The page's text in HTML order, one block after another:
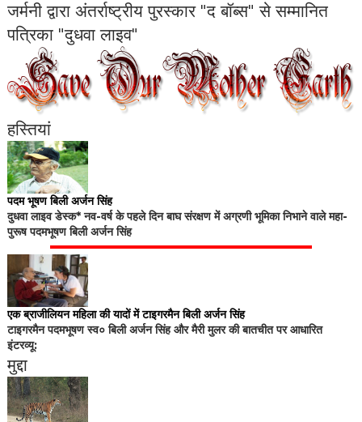
जर्मनी द्वारा अंतर्राष्ट्रीय पुरस्कार "द बॉब्स" से सम्मानित
पत्रिका "दुधवा लाइव"
हस्तियां
पदम भूषण बिली अर्जन सिंह
दुधवा लाइव डेस्क* नव-वर्ष के पहले दिन बाघ संरक्षण में अग्रणी भूमिका निभाने वाले महा-
पुरूष पदमभूषण बिली अर्जन सिंह
एक ब्राजीलियन महिला की यादों में टाइगरमैन बिली अर्जन सिंह
टाइगरमैन पदमभूषण स्व० बिली अर्जन सिंह और मैरी मुलर की बातचीत पर आधारित
इंटरव्यू:
मुद्दा